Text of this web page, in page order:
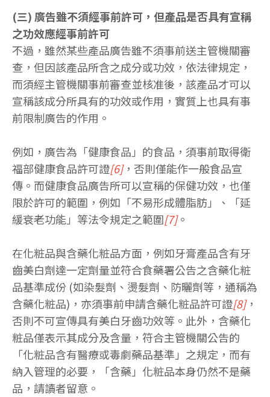
(三) 廣告雖不須經事前許可，但產品是否具有宣稱
之功效應經事前許可
不過，雖然某些產品廣告雖不須事前送主管機關審
查，但因該產品所含之成分或功效，依法律規定，
而須經主管機關事前審查並核准後，該產品才可以
宣稱該成分所具有的功效或作用，實質上也具有事
前限制廣告的作用。
例如，廣告為「健康食品」的食品，須事前取得衛
福部健康食品許可證[6]，否則僅能作一般食品宣
傳。而健康食品廣告所可以宣稱的保健功效，也僅
限於許可的範圍，例如「不易形成體脂肪」、「延
緩衰老功能」等法令規定之範圍[7]。
在化粧品與含藥化粧品方面，例如牙膏產品含有牙
齒美白劑達一定劑量並符合食藥署公告之含藥化粧
品基準成份 (如染髮劑、燙髮劑、防曬劑等，通稱為
含藥化粧品)，亦須事前申請含藥化粧品許可證[8]，
否則不可宣傳具有美白牙齒功效等。此外，含藥化
粧品僅表示其成分及含量，符合主管機關公告的
「化粧品含有醫療或毒劇藥品基準」之規定，而有
納入管理的必要，「含藥」化粧品本身仍然不是藥
品，請讀者留意。